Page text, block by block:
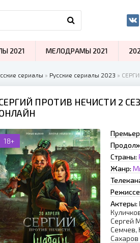
сериалы » Русские сериалы 2023 »
ПРОТИВ НЕЧИСТИ 2
18+
Страны:
Жанр:
Актеры:
Сергей
Семчев,
Сахаров
2021 МЕЛОДРАМЫ 2021